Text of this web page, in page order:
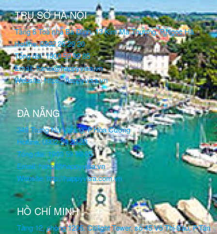
TRỤ SỞ HÀ NỘI
Tầng 6 Toà nhà Ba Đình, 13 Kim Mã Thượng, P.Ngọc Hà.
Hotline: 0902 26 29 20
Tổng đài: 1900 59 99 85
Email: hanoi@happyvisa.vn
Website: https://happyvisa.vn
ĐÀ NẴNG
346 Trưng Nữ Vương, P.Hòa Cường
Hotline: 0902 26 29 20
Tổng đài: 1900 59 99 85
Email: hanoi@happyvisa.vn
Website: http://happyvisa.com.vn
HỒ CHÍ MINH
Tầng 12, phòng 1206, Citilight Tower, số 45 Võ Thị Sáu, P.Tân